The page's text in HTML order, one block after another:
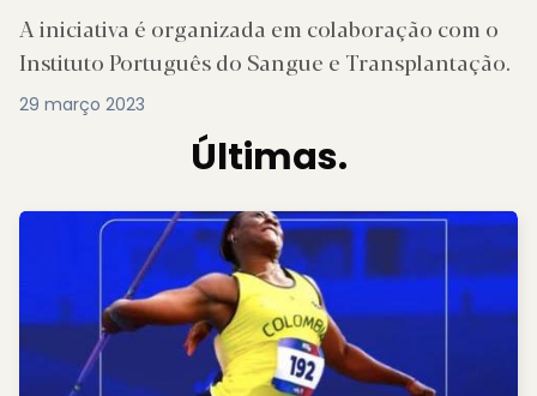
A iniciativa é organizada em colaboração com o
Instituto Português do Sangue e Transplantação.
29 março 2023
Últimas.